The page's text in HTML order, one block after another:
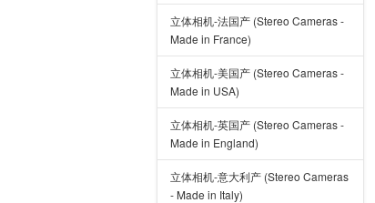
立体相机-法国产 (Stereo Cameras -
Made in France)
立体相机-美国产 (Stereo Cameras -
Made in USA)
立体相机-英国产 (Stereo Cameras -
Made in England)
立体相机-意大利产 (Stereo Cameras
- Made in Italy)